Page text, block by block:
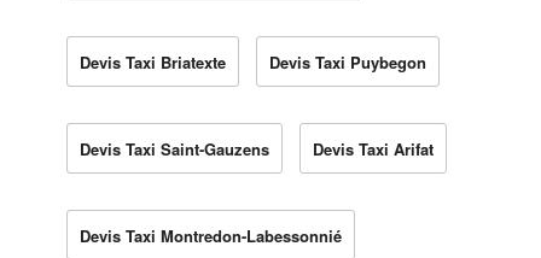
Devis Taxi Briatexte Devis Taxi Puybegon
Devis Taxi Saint-Gauzens Devis Taxi Arifat
Devis Taxi Montredon-Labessonnié